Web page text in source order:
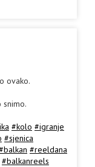
ovako.
snimo.
#kolo #igranje
#sjenica
#reeldana
#balkanreels